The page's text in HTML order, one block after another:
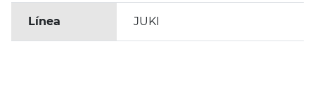
Línea JUKI